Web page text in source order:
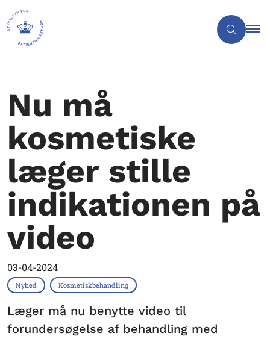
Nu må
kosmetiske
læger stille
indikationen på
video
03-04-2024
Nyhed Kosmetiskbehandling
Læger må nu benytte video til
forundersøgelse af behandling med